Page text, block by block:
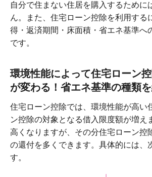
自分で住まない住居を購入するために
ん。また、住宅ローン控除を利用する
得・返済期間・床面積・省エネ基準へ
です。
環境性能によって住宅ローン
が変わる！省エネ基準の種類
住宅ローン控除では、環境性能が高い
ン控除の対象となる借入限度額が増え
高くなりますが、その分住宅ローン控
の還付を多くできます。具体的には、
す。